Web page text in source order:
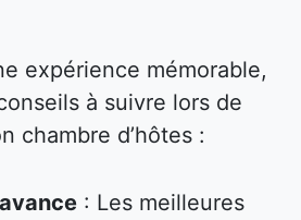
expérience mémorable,
à suivre lors de
chambre d’hôtes :
: Les meilleures